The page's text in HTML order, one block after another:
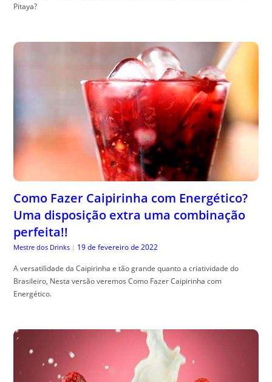
Pitaya?
Como Fazer Caipirinha com Energético?
Uma disposição extra uma combinação
perfeita!!
Mestre dos Drinks | 19 de fevereiro de 2022
A versatilidade da Caipirinha e tão grande quanto a criatividade do
Brasileiro, Nesta versão veremos Como Fazer Caipirinha com
Energético.